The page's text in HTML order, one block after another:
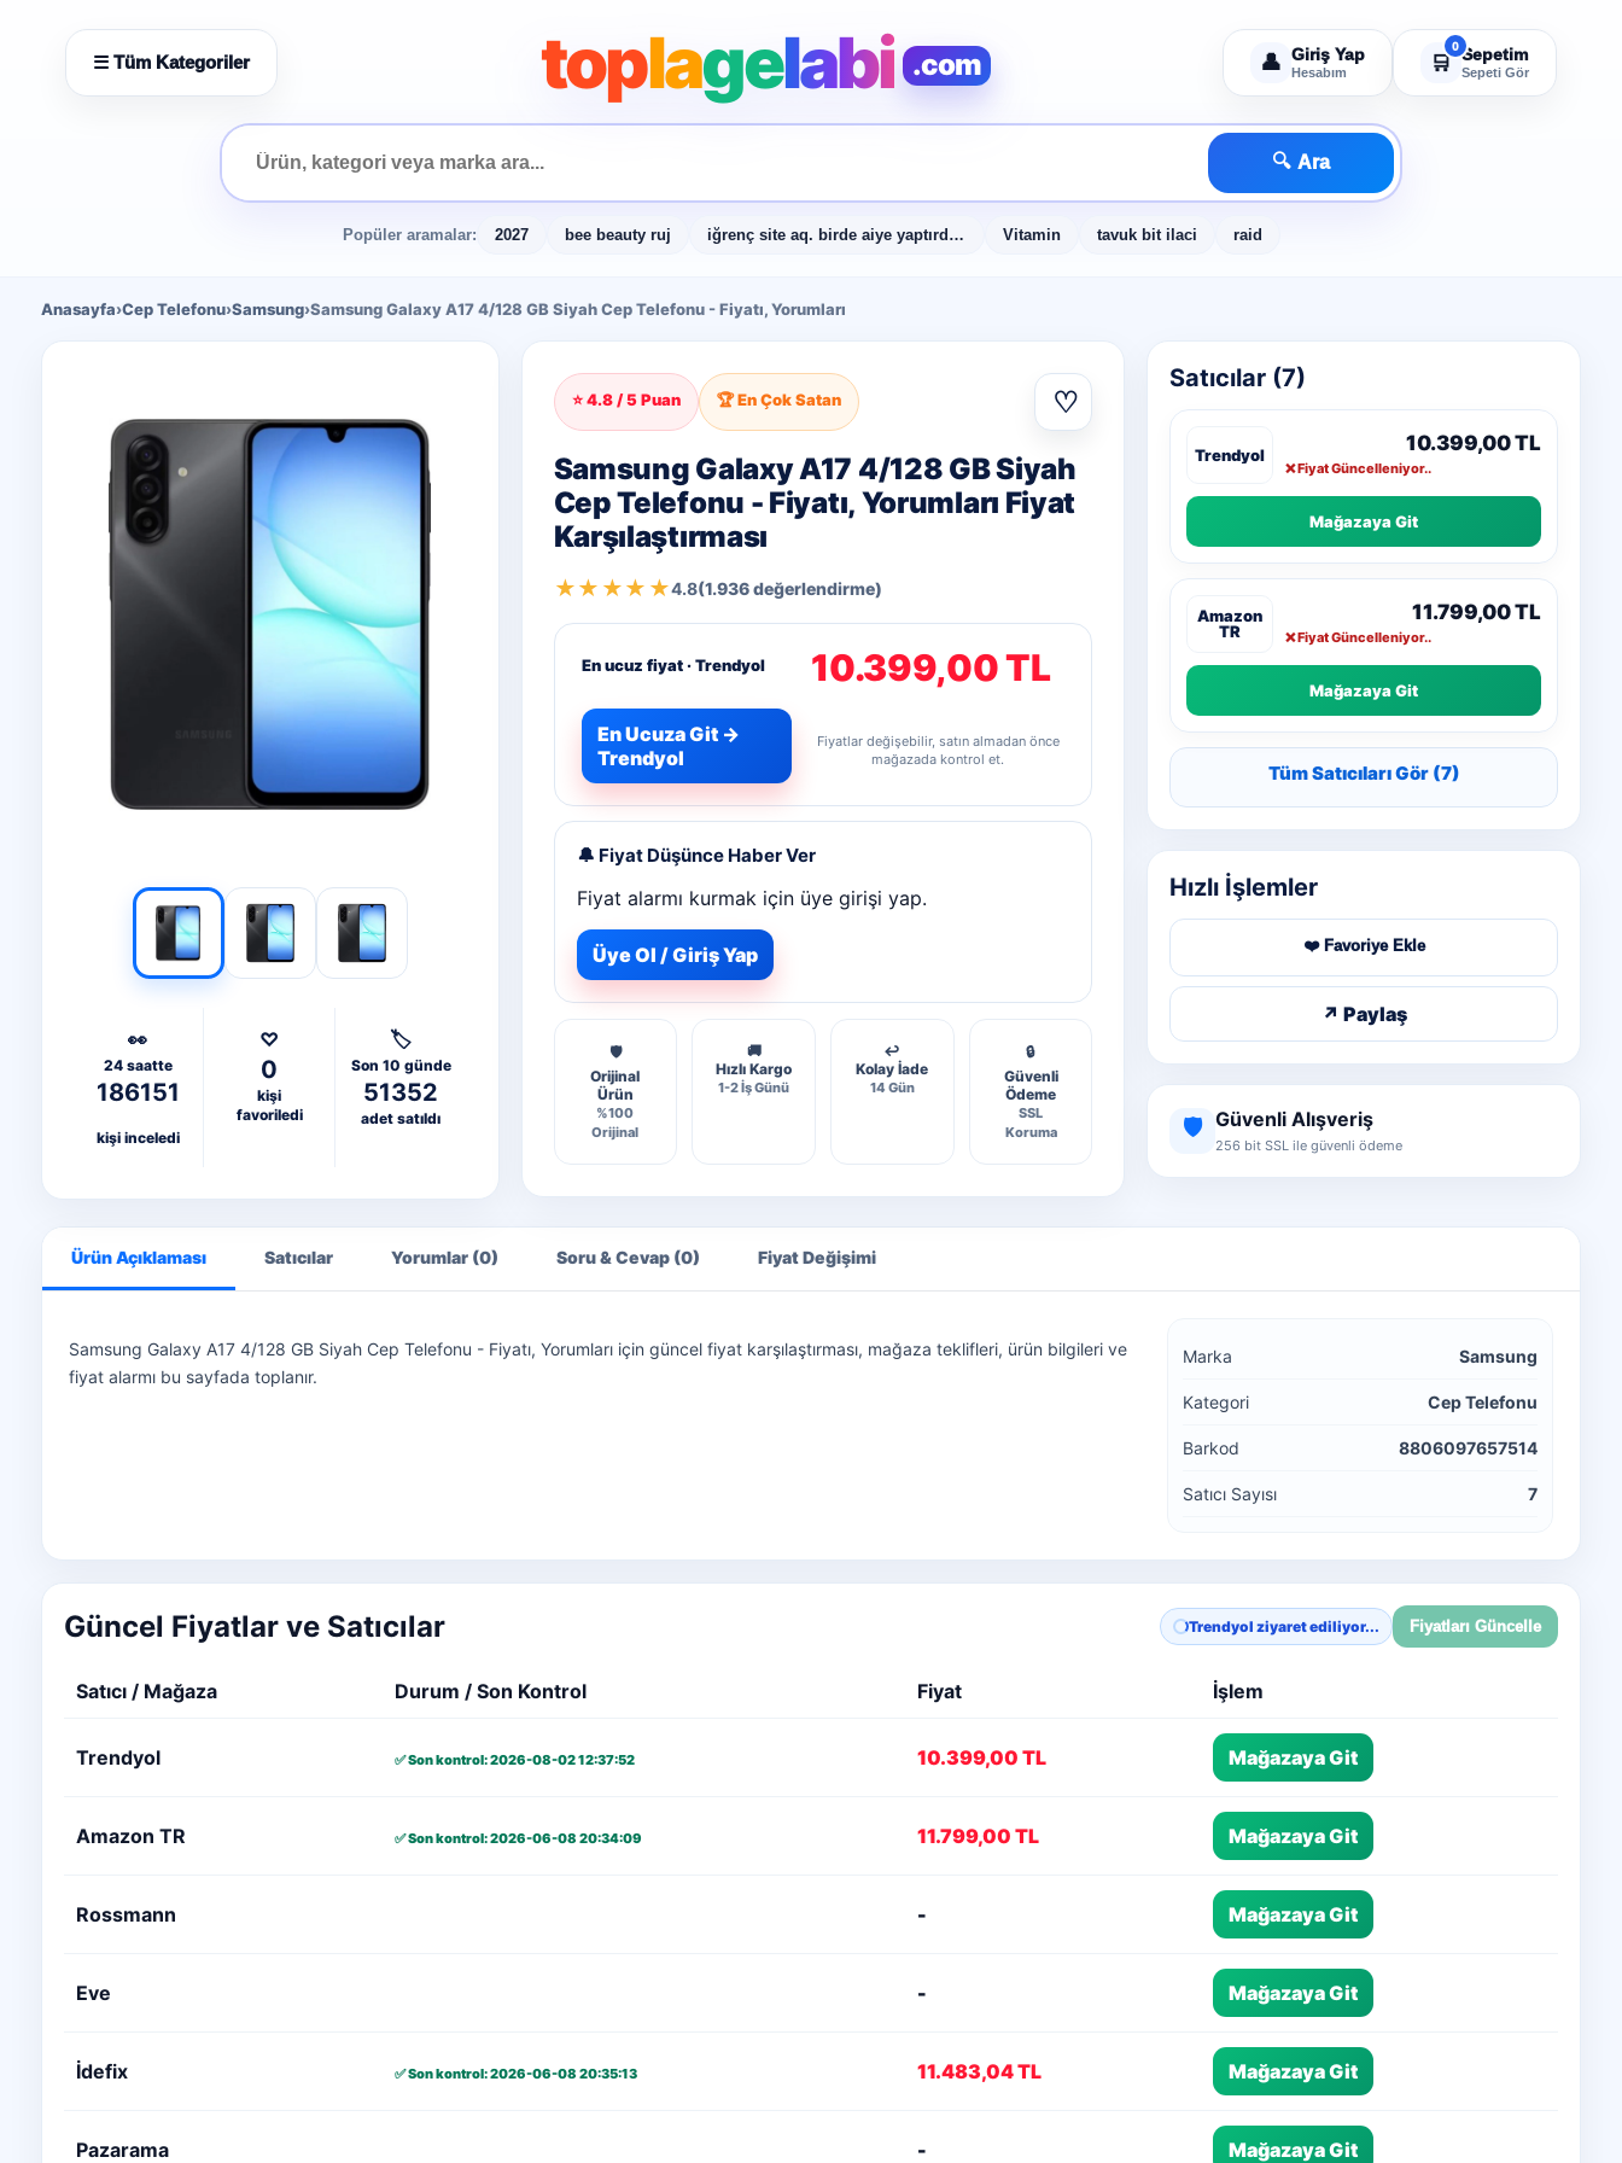
☰ Tüm Kategoriler 👤 Giriş Yap
Hesabım 🛒 Sepetim
Sepeti Gör
toplagelabi .com
🔍 Ara
Popüler aramalar: 2027 bee beauty ruj iğrenç site aq. birde aiye yaptırdım diye övünüyo Vitamin tavuk bit ilaci raid
Anasayfa›Cep Telefonu›Samsung›Samsung Galaxy A17 4/128 GB Siyah Cep Telefonu - Fiyatı, Yorumları
👀
24 saatte
186151
kişi inceledi
♡
0
kişi
favoriledi
🏷️
Son 10 günde
51352
adet satıldı
⭐ 4.8 / 5 Puan 🏆 En Çok Satan ♡
Samsung Galaxy A17 4/128 GB Siyah
Cep Telefonu - Fiyatı, Yorumları Fiyat
Karşılaştırması
★★★★★4.8(1.936 değerlendirme)
En ucuz fiyat · Trendyol 10.399,00 TL
En Ucuza Git →
Trendyol
Fiyatlar değişebilir, satın almadan önce
mağazada kontrol et.
🔔 Fiyat Düşünce Haber Ver
Fiyat alarmı kurmak için üye girişi yap.
Üye Ol / Giriş Yap
🛡️
Orijinal
Ürün
%100
Orijinal
🚚
Hızlı Kargo
1-2 İş Günü
↩️
Kolay İade
14 Gün
🔒
Güvenli
Ödeme
SSL
Koruma
Satıcılar (7)
10.399,00 TL
❌ Fiyat Güncelleniyor..
Mağazaya Git
11.799,00 TL
❌ Fiyat Güncelleniyor..
Mağazaya Git
Tüm Satıcıları Gör (7)
Hızlı İşlemler
❤️ Favoriye Ekle
↗ Paylaş
🛡️ Güvenli Alışveriş
256 bit SSL ile güvenli ödeme
Ürün Açıklaması Satıcılar Yorumlar (0) Soru & Cevap (0) Fiyat Değişimi
Samsung Galaxy A17 4/128 GB Siyah Cep Telefonu - Fiyatı, Yorumları için güncel fiyat karşılaştırması, mağaza teklifleri, ürün bilgileri ve
fiyat alarmı bu sayfada toplanır.
Marka Samsung
Kategori Cep Telefonu
Barkod 8806097657514
Satıcı Sayısı 7
Güncel Fiyatlar ve Satıcılar Trendyol ziyaret ediliyor... Fiyatları Güncelle
Satıcı / Mağaza Durum / Son Kontrol Fiyat İşlem
Trendyol ✅ Son kontrol: 2026-08-02 12:37:52 10.399,00 TL Mağazaya Git
Amazon TR ✅ Son kontrol: 2026-06-08 20:34:09 11.799,00 TL Mağazaya Git
Rossmann - Mağazaya Git
Eve - Mağazaya Git
İdefix ✅ Son kontrol: 2026-06-08 20:35:13 11.483,04 TL Mağazaya Git
Pazarama - Mağazaya Git